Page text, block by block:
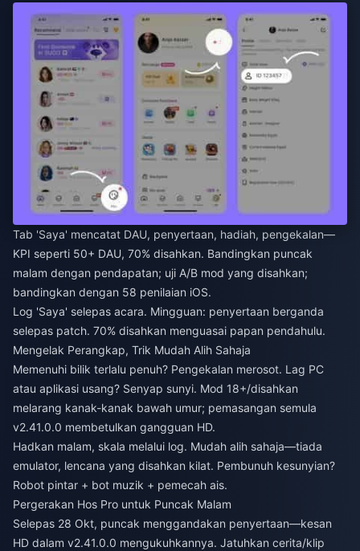
Tab 'Saya' mencatat DAU, penyertaan, hadiah, pengekalan—
KPI seperti 50+ DAU, 70% disahkan. Bandingkan puncak
malam dengan pendapatan; uji A/B mod yang disahkan;
bandingkan dengan 58 penilaian iOS.
Log 'Saya' selepas acara. Mingguan: penyertaan berganda
selepas patch. 70% disahkan menguasai papan pendahulu.
Mengelak Perangkap, Trik Mudah Alih Sahaja
Memenuhi bilik terlalu penuh? Pengekalan merosot. Lag PC
atau aplikasi usang? Senyap sunyi. Mod 18+/disahkan
melarang kanak-kanak bawah umur; pemasangan semula
v2.41.0.0 membetulkan gangguan HD.
Hadkan malam, skala melalui log. Mudah alih sahaja—tiada
emulator, lencana yang disahkan kilat. Pembunuh kesunyian?
Robot pintar + bot muzik + pemecah ais.
Pergerakan Hos Pro untuk Puncak Malam
Selepas 28 Okt, puncak menggandakan penyertaan—kesan
HD dalam v2.41.0.0 mengukuhkannya. Jatuhkan cerita/klip